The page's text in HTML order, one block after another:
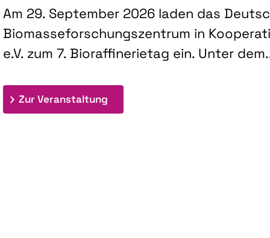
Am 29. September 2026 laden das
Biomasseforschungszentrum in
e.V. zum 7. Bioraffinerietag ein. Unter
Zur Veranstaltung: 7. Bioraffinerietag